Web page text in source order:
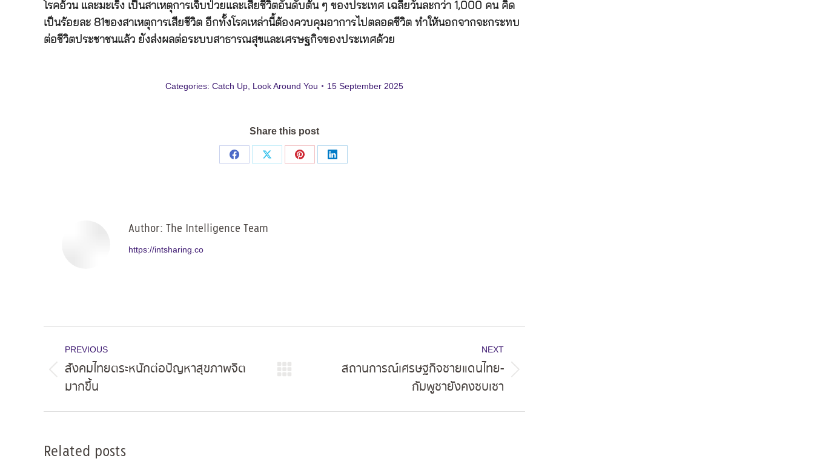
โรคอ้วน และมะเร็ง เป็นสาเหตุการเจ็บป่วยและเสียชีวิตอันดับต้น ๆ ของประเทศ เฉลี่ยวันละกว่า 1,000 คน คิด
เป็นร้อยละ 81ของสาเหตุการเสียชีวิต อีกทั้งโรคเหล่านี้ต้องควบคุมอาการไปตลอดชีวิต ทำให้นอกจากจะกระทบ
ต่อชีวิตประชาชนแล้ว ยังส่งผลต่อระบบสาธารณสุขและเศรษฐกิจของประเทศด้วย
Categories: Catch Up Look Around You 15 September 2025
Share this post
Share
Share
Share
Share
Author: The Intelligence Team
https://intsharing.co
navigation
PREVIOUS
Previous
post:
สังคมไทยตระหนักต่อปัญหาสุขภาพจิต
มากขึ้น
NEXT
สถานการณ์เศรษฐกิจชายแดนไทย-
กัมพูชายังคงซบเซา
Related posts